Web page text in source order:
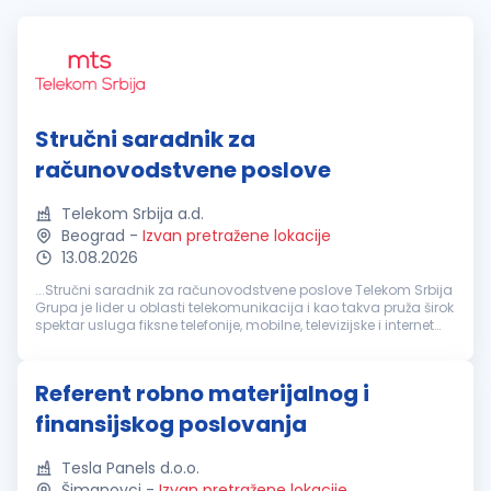
Stručni saradnik za
računovodstvene poslove
Telekom Srbija a.d.
Beograd - Izvan pretražene lokacije
13.08.2026
...Stručni saradnik za računovodstvene poslove Telekom Srbija
Grupa je lider u oblasti telekomunikacija i kao takva pruža širok
spektar usluga fiksne telefonije, mobilne, televizijske i internet
Referent robno materijalnog i
finansijskog poslovanja
Tesla Panels d.o.o.